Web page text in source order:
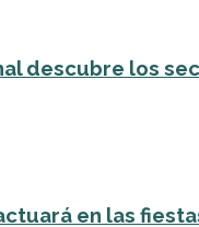
descubre los
en las